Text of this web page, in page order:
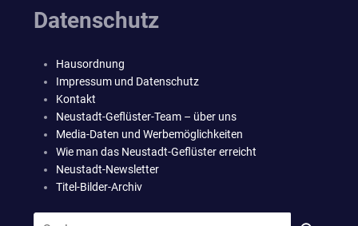
Datenschutz
Hausordnung
Impressum und Datenschutz
Kontakt
Neustadt-Geflüster-Team – über uns
Media-Daten und Werbemöglichkeiten
Wie man das Neustadt-Geflüster erreicht
Neustadt-Newsletter
Titel-Bilder-Archiv